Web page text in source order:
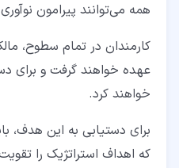
همه می‌توانند پیرامون
کارمندان در تمام سطوح،
عهده خواهند گرفت و برای
خواهند کرد.
برای دستیابی به این هدف،
که اهداف استراتژیک را